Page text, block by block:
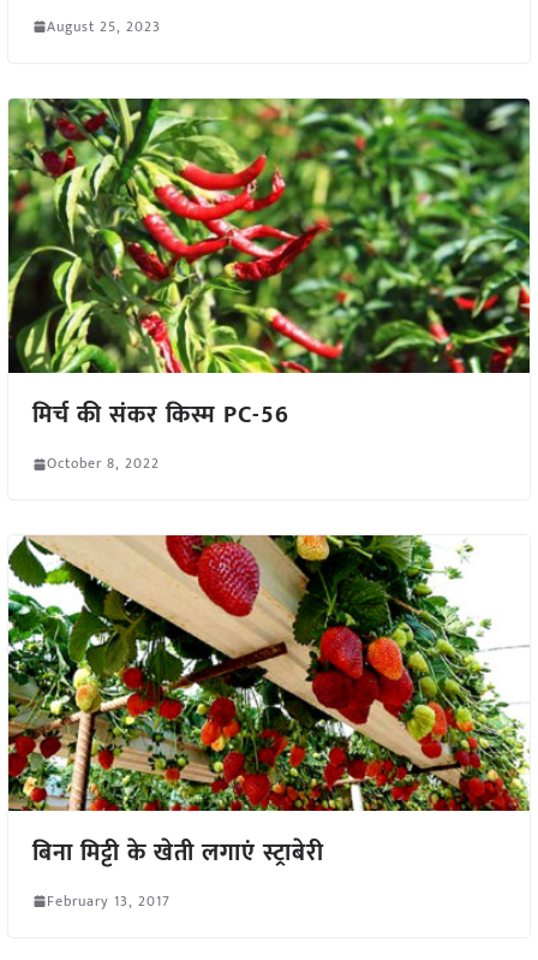
August 25, 2023
मिर्च की संकर किस्म PC-56
October 8, 2022
बिना मिट्टी के खेती लगाएं स्ट्राबेरी
February 13, 2017